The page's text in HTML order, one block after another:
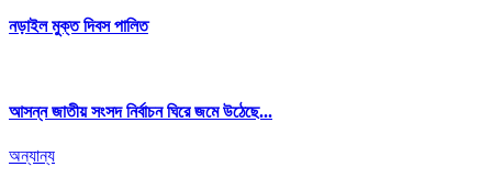
নড়াইল মুক্ত দিবস পালিত
আসন্ন জাতীয় সংসদ নির্বাচন ঘিরে জমে উঠেছে...
অন্যান্য